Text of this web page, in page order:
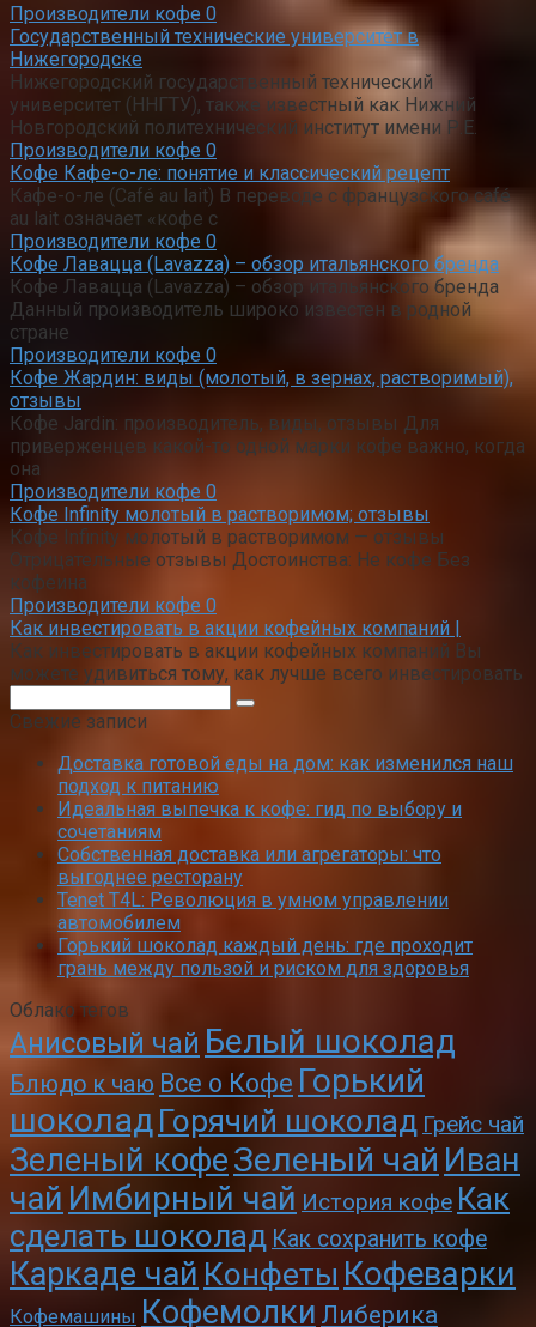
Производители кофе 0
Государственный технические университет в
Нижегородске
Нижегородский государственный технический
университет (ННГТУ), также известный как Нижний
Новгородский политехнический институт имени Р.Е.
Производители кофе 0
Кофе Кафе-о-ле: понятие и классический рецепт
Кафе-о-ле (Café au lait) В переводе с французского café
au lait означает «кофе с
Производители кофе 0
Кофе Лавацца (Lavazza) – обзор итальянского бренда
Кофе Лавацца (Lavazza) – обзор итальянского бренда
Данный производитель широко известен в родной
стране
Производители кофе 0
Кофе Жардин: виды (молотый, в зернах, растворимый),
отзывы
Кофе Jardin: производитель, виды, отзывы Для
приверженцев какой-то одной марки кофе важно, когда
она
Производители кофе 0
Кофе Infinity молотый в растворимом; отзывы
Кофе Infinity молотый в растворимом — отзывы
Отрицательные отзывы Достоинства: Не кофе Без
кофеина
Производители кофе 0
Как инвестировать в акции кофейных компаний |
Как инвестировать в акции кофейных компаний Вы
можете удивиться тому, как лучше всего инвестировать
Свежие записи
Доставка готовой еды на дом: как изменился наш
подход к питанию
Идеальная выпечка к кофе: гид по выбору и
сочетаниям
Собственная доставка или агрегаторы: что
выгоднее ресторану
Tenet T4L: Революция в умном управлении
автомобилем
Горький шоколад каждый день: где проходит
грань между пользой и риском для здоровья
Облако тегов
Анисовый чай Белый шоколад
Блюдо к чаю Все о Кофе Горький
шоколад Горячий шоколад Грейс чай
Зеленый кофеЗеленый чай Иван
чай Имбирный чай История кофе Как
сделать шоколад Как сохранить кофе
Каркаде чай Конфеты Кофеварки
Кофемашины Кофемолки Либерика